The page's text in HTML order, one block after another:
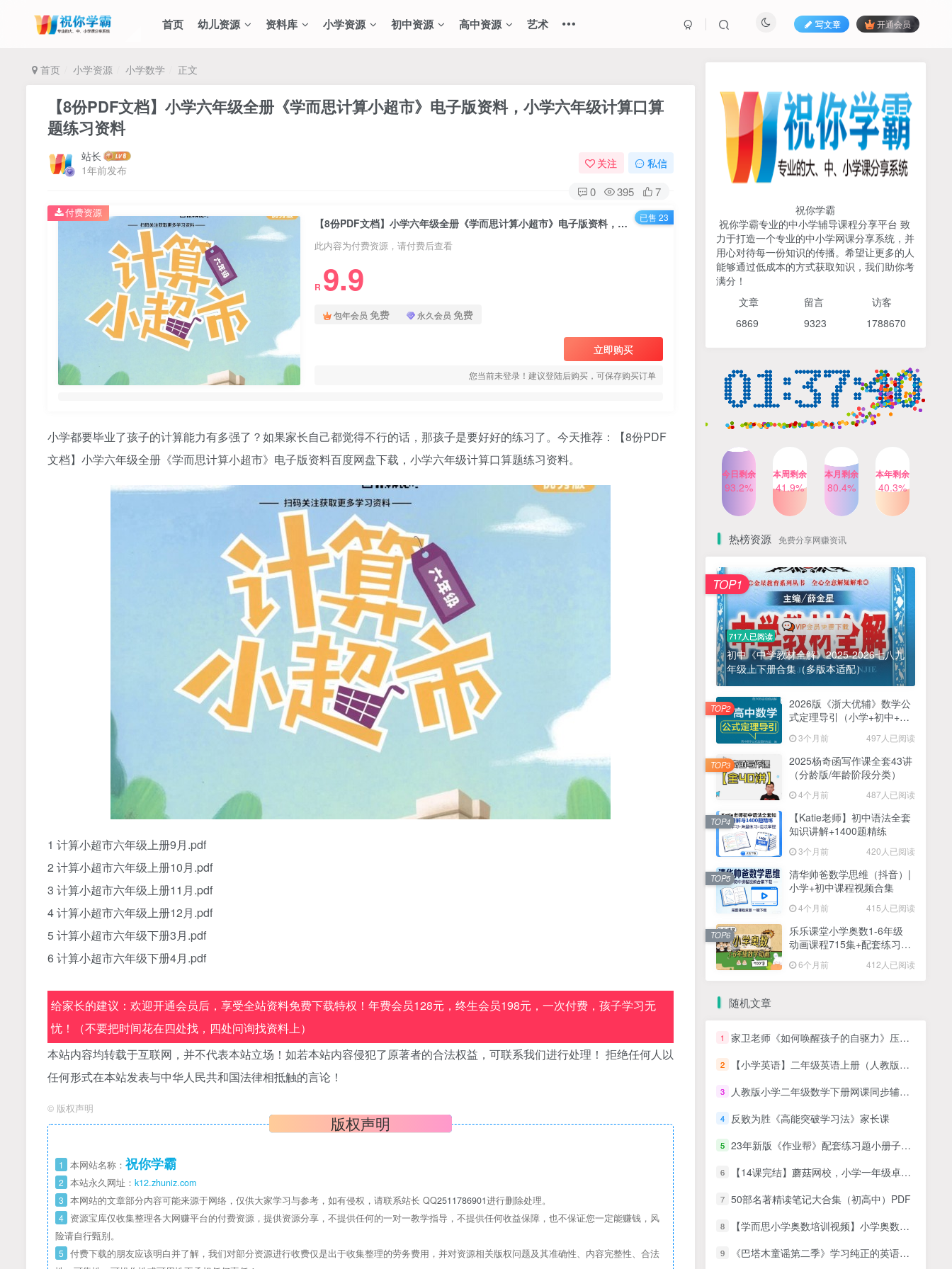
首页 幼儿资源 资料库 小学资源 初中资源 高中资源 艺术 写文章 开通会员
首页 小学资源 小学数学 正文
【8份PDF文档】小学六年级全册《学而思计算小超市》电子版资料，小学六年级计算口算
题练习资料
站长
1年前发布
关注 私信
0 395 7
【8份PDF文档】小学六年级全册《学而思计算小超市》电子版资料，小学六年级计算口算题练习资料
此内容为付费资源，请付费后查看
R 9.9
包年会员 免费 永久会员 免费
立即购买
您当前未登录！建议登陆后购买，可保存购买订单
付费资源 已售 23
小学都要毕业了孩子的计算能力有多强了？如果家长自己都觉得不行的话，那孩子是要好好的练习了。今天推荐：【8份PDF
文档】小学六年级全册《学而思计算小超市》电子版资料百度网盘下载，小学六年级计算口算题练习资料。
1 计算小超市六年级上册9月.pdf
2 计算小超市六年级上册10月.pdf
3 计算小超市六年级上册11 月.pdf
4计算小超市六年级上册12月.pdf
5计算小超市六年级下册3月.pdf
6计算小超市六年级下册4月.pdf
给家长的建议：欢迎开通会员后，享受全站资料免费下载特权！年费会员128元，终生会员198元，一次付费，孩子学习无
忧！（不要把时间花在四处找，四处问询找资料上）
本站内容均转载于互联网，并不代表本站立场！如若本站内容侵犯了原著者的合法权益，可联系我们进行处理！ 拒绝任何人以
任何形式在本站发表与中华人民共和国法律相抵触的言论！
© 版权声明
版权声明
1 本网站名称： 祝你学霸
2 本站永久网址： k12.zhuniz.com
3 本网站的文章部分内容可能来源于网络，仅供大家学习与参考，如有侵权，请联系站长 QQ2511786901进行删除处理。
4 资源宝库仅收集整理各大网赚平台的付费资源，提供资源分享，不提供任何的一对一教学指导，不提供任何收益保障，也不保证您一定能赚钱，风
险请自行甄别。
5 付费下载的朋友应该明白并了解，我们对部分资源进行收费仅是出于收集整理的劳务费用，并对资源相关版权问题及其准确性、内容完整性、合法
717人已阅读
初中《中学教材全解》2025-2026七八九
TOP1
2026版《浙大优辅》数学公
式定理导引（小学+初中+高
中全套）PDF
3个月前 497人已阅读
TOP2
（分龄版/年龄阶段分类）
4个月前 487人已阅读
3个月前 420人已阅读
清华帅爸数学思维（抖音）|
小学+初中课程视频合集
乐乐课堂小学奥数1-6年级
动画课程715集+配套练习册
高清PDF
6个月前 412人已阅读
TOP6
祝你学霸
祝你学霸专业的中小学辅导课程分享平台 致
力于打造一个专业的中小学网课分享系统，并
用心对待每一份知识的传播。希望让更多的人
能够通过低成本的方式获取知识，我们助你考
满分！
文章 留言 访客
6869 9323 1788670
今日剩余
93.2%
本周剩余
41.9%
本月剩余
80.4%
本年剩余
40.3%
热榜资源 免费分享网赚资讯
717人已阅读
初中《中学教材全解》2025-2026七八九
年级上下册合集（多版本适配）
TOP1
2026版《浙大优辅》数学公
式定理导引（小学+初中+高
3个月前 497人已阅读
TOP2
2025杨奇函写作课全套43讲
（分龄版/年龄阶段分类）
4个月前 487人已阅读
TOP3
【Katie老师】初中语法全套
知识讲解+1400题精练
3个月前 420人已阅读
TOP4
清华帅爸数学思维（抖音）|
小学+初中课程视频合集
4个月前 415人已阅读
TOP5
乐乐课堂小学奥数1-6年级
动画课程715集+配套练习册
6个月前 412人已阅读
TOP6
随机文章
1 家卫老师《如何唤醒孩子的自驱力》压力/动力/惯性/唤醒系统
2 【小学英语】二年级英语上册（人教版）名师讲座课程
3 人教版小学二年级数学下册网课同步辅导讲课教学视频全集(学费全免网 43讲)
4 反败为胜《高能突破学习法》家长课
5 23年新版《作业帮》配套练习题小册子一年级下册人教版数学RJ版试题卷
6 【14课完结】蘑菇网校，小学一年级卓越班（数学秋季班）MP4视频+讲义PDF资料网课百度网盘下载，一年级奥数课程视频
7 50部名著精读笔记大合集（初高中）PDF
8 【学而思小学奥数培训视频】小学奥数七大专题（行程）培训课MP4视频，小学奥数应用题课程
9 《巴塔木童谣第二季》学习纯正的英语韵律,发音,音节 百度网盘下载